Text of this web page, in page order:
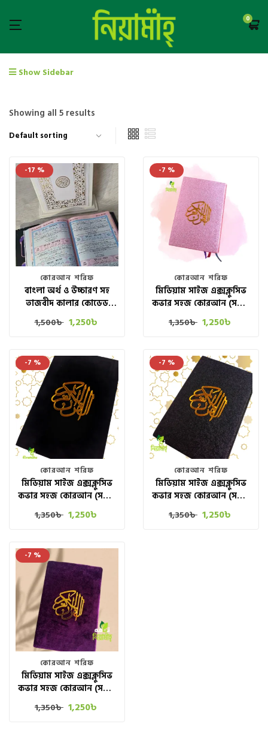
0
Show Sidebar
Showing all 5 results
-17 %
কোরআন শরিফ
বাংলা অর্থ ও উচ্চারণ সহ
তাজবীদ কালার কোডেড
স্ট্যান্ড সহ
1,500৳ 1,250৳
-7 %
কোরআন শরিফ
মিডিয়াম সাইজ এক্সক্লুসিভ
কভার সহজ কোরআন (সম্পূর্ণ
1,350৳ 1,250৳
-7 %
কোরআন শরিফ
মিডিয়াম সাইজ এক্সক্লুসিভ
কভার সহজ কোরআন (সম্পূর্ণ
৩০ পারা) DEEP BLACK
1,350৳ 1,250৳
-7 %
কোরআন শরিফ
মিডিয়াম সাইজ এক্সক্লুসিভ
কভার সহজ কোরআন (সম্পূর্ণ
৩০ পারা) LIGHT BLACK
1,350৳ 1,250৳
-7 %
কোরআন শরিফ
মিডিয়াম সাইজ এক্সক্লুসিভ
কভার সহজ কোরআন (সম্পূর্ণ
৩০ পারা) PURPLE COLOR
1,350৳ 1,250৳